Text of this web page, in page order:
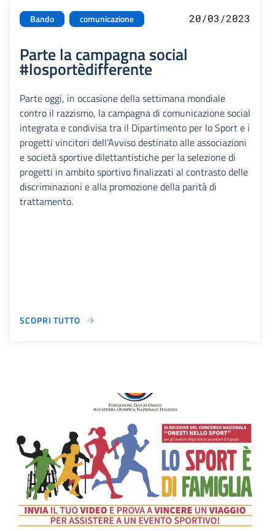
Bando comunicazione 20/03/2023
Parte la campagna social
#losportèdifferente
Parte oggi, in occasione della settimana mondiale
contro il razzismo, la campagna di comunicazione social
integrata e condivisa tra il Dipartimento per lo Sport e i
progetti vincitori dell’Avviso destinato alle associazioni
e società sportive dilettantistiche per la selezione di
progetti in ambito sportivo finalizzati al contrasto delle
discriminazioni e alla promozione della parità di
trattamento.
SCOPRI TUTTO